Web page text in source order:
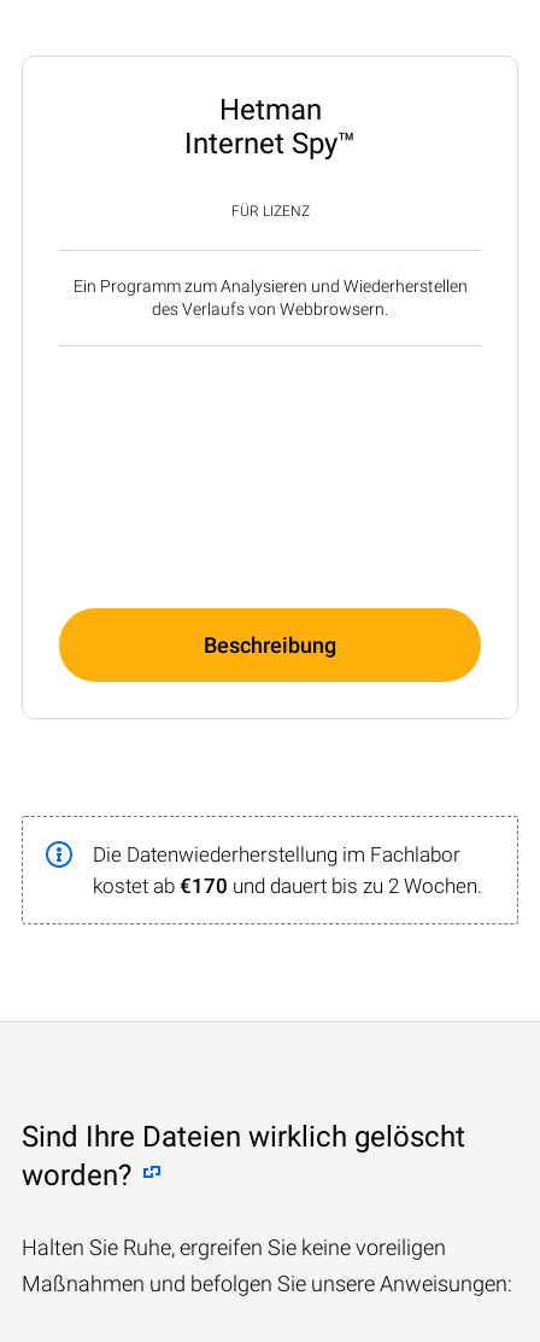
Hetman
Internet Spy™
FÜR LIZENZ
Ein Programm zum Analysieren und Wiederherstellen
des Verlaufs von Webbrowsern.
Beschreibung
Die Datenwiederherstellung im Fachlabor
kostet ab €170 und dauert bis zu 2 Wochen.
Sind Ihre Dateien wirklich gelöscht
worden?
Halten Sie Ruhe, ergreifen Sie keine voreiligen
Maßnahmen und befolgen Sie unsere Anweisungen: